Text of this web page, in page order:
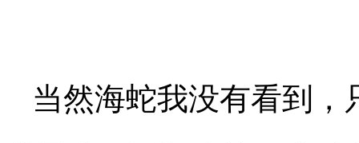
当然海蛇我没有看到